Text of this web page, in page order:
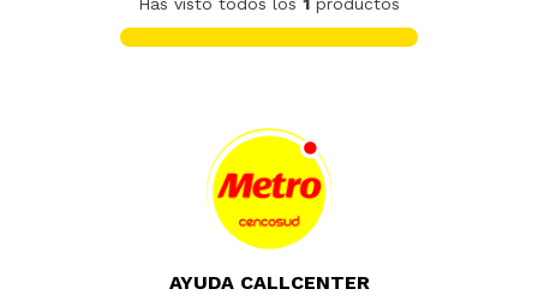
AYUDA CALLCENTER